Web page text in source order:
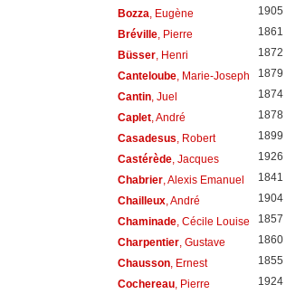
Bozza , Eugène 1905
Bréville, Pierre 1861
Büsser, Henri 1872
Canteloube, Marie-Joseph 1879
Cantin, Juel 1874
Caplet, André 1878
Casadesus , Robert 1899
Castérède, Jacques 1926
Chabrier, Alexis Emanuel 1841
Chailleux, André 1904
Chaminade, Cécile Louise 1857
Charpentier, Gustave 1860
Chausson, Ernest 1855
Cochereau, Pierre 1924